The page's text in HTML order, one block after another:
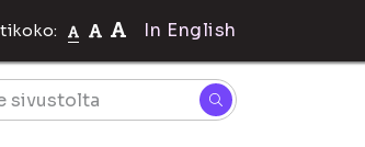
In English